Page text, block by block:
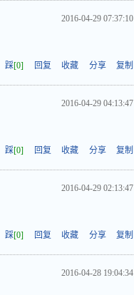
2016-04-29 07:37:10
踩[0] 回复 收藏 分享 复制
2016-04-29 04:13:47
踩[0] 回复 收藏 分享 复制
2016-04-29 02:13:47
踩[0] 回复 收藏 分享 复制
2016-04-28 19:04:34